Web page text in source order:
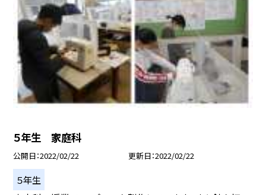
５年生 家庭科
公開日 2022/02/22 更新日 2022/02/22
５年生